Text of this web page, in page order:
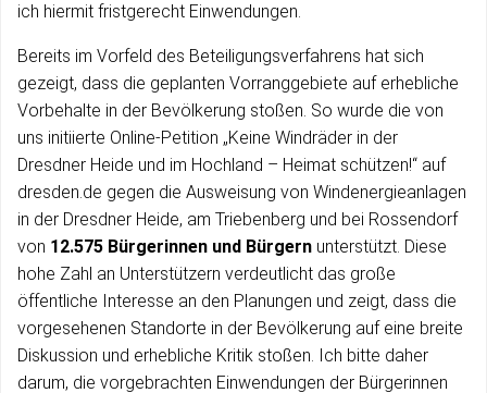
ich hiermit fristgerecht Einwendungen.
Bereits im Vorfeld des Beteiligungsverfahrens hat sich
gezeigt, dass die geplanten Vorranggebiete auf erhebliche
Vorbehalte in der Bevölkerung stoßen. So wurde die von
uns initiierte Online-Petition „Keine Windräder in der
Dresdner Heide und im Hochland – Heimat schützen!“ auf
dresden.de gegen die Ausweisung von Windenergieanlagen
in der Dresdner Heide, am Triebenberg und bei Rossendorf
von 12.575 Bürgerinnen und Bürgern unterstützt. Diese
hohe Zahl an Unterstützern verdeutlicht das große
öffentliche Interesse an den Planungen und zeigt, dass die
vorgesehenen Standorte in der Bevölkerung auf eine breite
Diskussion und erhebliche Kritik stoßen. Ich bitte daher
darum, die vorgebrachten Einwendungen der Bürgerinnen